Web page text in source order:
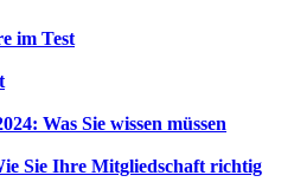
im Test
Was Sie wissen müssen
Sie Ihre Mitgliedschaft richtig